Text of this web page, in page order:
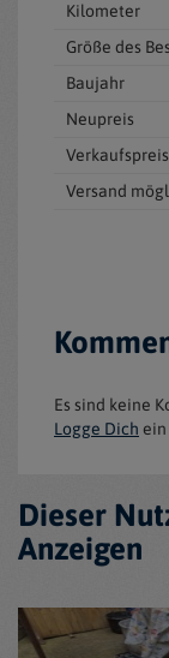
Kilometer
Größe des
Baujahr
Neupreis
Verkaufspreis
Versand
Es sind keine
Logge Dich
Dieser
Anzeigen